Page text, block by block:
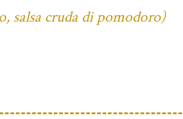
salsa cruda di pomodoro)